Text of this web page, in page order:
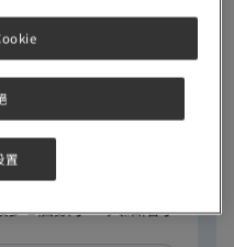
public. It will only be
about your account
少1個數字，大細階字
置